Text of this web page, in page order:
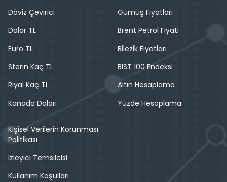
Döviz Çevirici
Dolar TL
Euro TL
Sterin Kaç TL
Riyal Kaç TL
Kanada Doları
Gümüş Fiyatları
Brent Petrol Fiyatı
Bilezik Fiyatları
BIST 100 Endeksi
Altın Hesaplama
Yüzde Hesaplama
Kişisel Verilerin Korunması
Politikası
İzleyici Temsilcisi
Kullanım Koşulları